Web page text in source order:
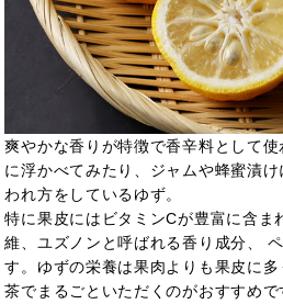
爽やかな香りが特徴で香辛料として
に浮かべてみたり、ジャムや蜂蜜漬
われ方をしているゆず。
特に果皮にはビタミンCが豊富に含ま
維、ユズノンと呼ばれる香り成分、
す。ゆずの栄養は果肉よりも果皮に
茶でまるごといただくのがおすすめで